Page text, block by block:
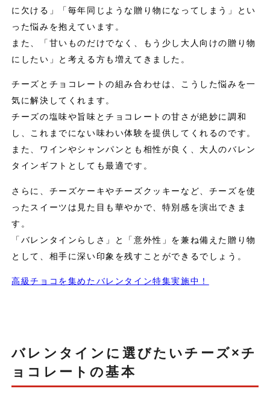
に欠ける」「毎年同じような贈り物になってしまう」とい
った悩みを抱えています。
また、「甘いものだけでなく、もう少し大人向けの贈り物
にしたい」と考える方も増えてきました。
チーズとチョコレートの組み合わせは、こうした悩みを一
気に解決してくれます。
チーズの塩味や旨味とチョコレートの甘さが絶妙に調和
し、これまでにない味わい体験を提供してくれるのです。
また、ワインやシャンパンとも相性が良く、大人のバレン
タインギフトとしても最適です。
さらに、チーズケーキやチーズクッキーなど、チーズを使
ったスイーツは見た目も華やかで、特別感を演出できま
す。
「バレンタインらしさ」と「意外性」を兼ね備えた贈り物
として、相手に深い印象を残すことができるでしょう。
高級チョコを集めたバレンタイン特集実施中！
バレンタインに選びたいチーズ×チ
ョコレートの基本